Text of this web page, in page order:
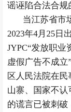
谣诬陷合法合规
当江苏省市
2023年4月25日
JYPC“发放职
虚假广告不成
区人民法院在民
山寨、国家不认
的谎言已被刺破